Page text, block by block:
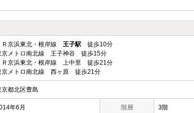
Ｒ京浜東北・根岸線 王子駅 徒歩10分
京メトロ南北線 王子神谷 徒歩15分
Ｒ京浜東北・根岸線 上中里 徒歩21分
京メトロ南北線 西ヶ原 徒歩21分
京都北区豊島
年6月 階層 3階